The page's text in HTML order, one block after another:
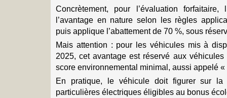
Concrètement, pour l’évaluation forfaitaire,
l’avantage en nature selon les règles
puis applique l’abattement de 70 %, sous
Mais attention : pour les véhicules mis à
2025, cet avantage est réservé aux
score environnemental minimal, aussi appelé «
En pratique, le véhicule doit figurer sur la
particulières électriques éligibles au bonus